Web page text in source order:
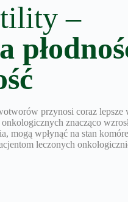
–
przynosi coraz lepsze
znacząco
mogą wpłynąć na stan
leczonych